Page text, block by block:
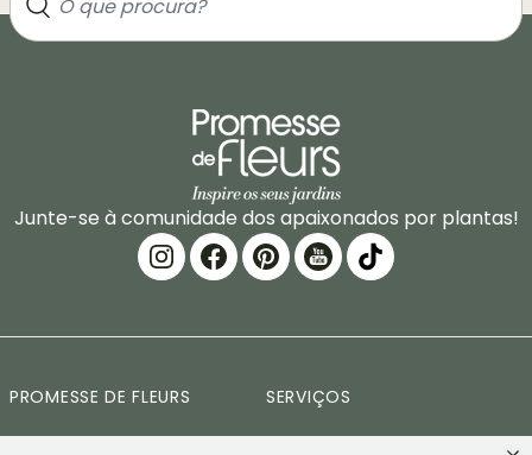
Junte-se à comunidade dos apaixonados por plantas!
PROMESSE DE FLEURS SERVIÇOS